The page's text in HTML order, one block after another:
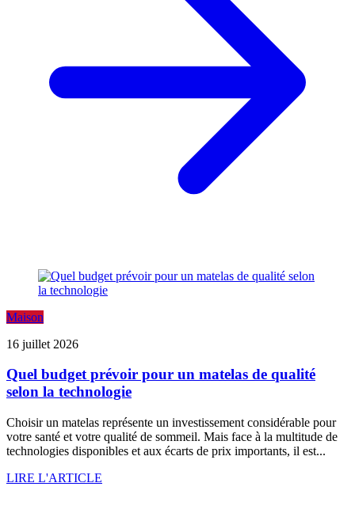
Maison
16 juillet 2026
Quel budget prévoir pour un matelas de qualité
selon la technologie
Choisir un matelas représente un investissement considérable pour
votre santé et votre qualité de sommeil. Mais face à la multitude de
technologies disponibles et aux écarts de prix importants, il est...
LIRE L'ARTICLE